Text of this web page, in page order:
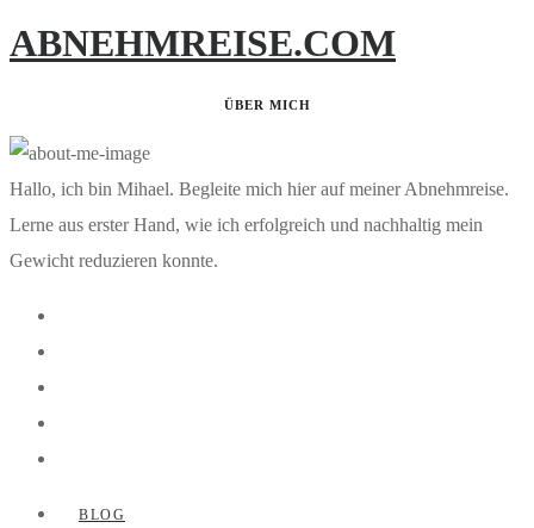
ABNEHMREISE.COM
ÜBER MICH
Hallo, ich bin Mihael. Begleite mich hier auf meiner Abnehmreise.
Lerne aus erster Hand, wie ich erfolgreich und nachhaltig mein
Gewicht reduzieren konnte.
BLOG